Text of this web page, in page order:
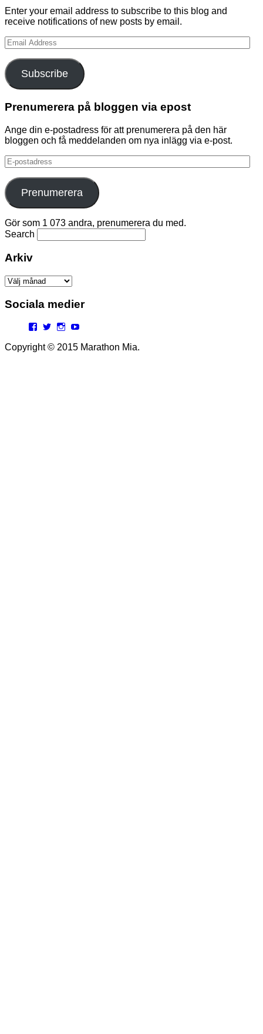
Enter your email address to subscribe to this blog and
receive notifications of new posts by email.
Email
Address
Subscribe
Prenumerera på bloggen via epost
Ange din e-postadress för att prenumerera på den här
bloggen och få meddelanden om nya inlägg via e-post.
E-
postadress
Prenumerera
Gör som 1 073 andra, prenumerera du med.
Search
Arkiv
Arkiv
Sociala medier
Facebook
TwitterInstagram
Copyright © 2015 Marathon Mia.